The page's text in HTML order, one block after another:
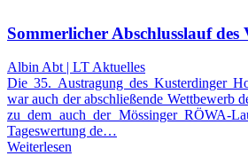
Sommerlicher Abschlusslauf des
Albin Abt | LT Aktuelles
Die 35. Austragung des Kusterdinger
war auch der abschließende Wettbewerb
zu dem auch der Mössinger RÖWA-
Tageswertung de…
Weiterlesen